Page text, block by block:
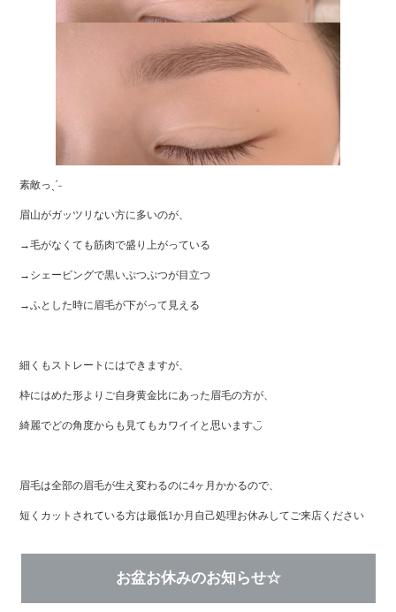
素敵っˎˊ˗
眉山がガッツリない方に多いのが、
→毛がなくても筋肉で盛り上がっている
→シェービングで黒いぷつぷつが目立つ
→ふとした時に眉毛が下がって見える
細くもストレートにはできますが、
枠にはめた形よりご自身黄金比にあった眉毛の方が、
綺麗でどの角度からも見てもカワイイと思います◡̈
眉毛は全部の眉毛が生え変わるのに4ヶ月かかるので、
短くカットされている方は最低1か月自己処理お休みしてご来店ください
お盆お休みのお知らせ☆